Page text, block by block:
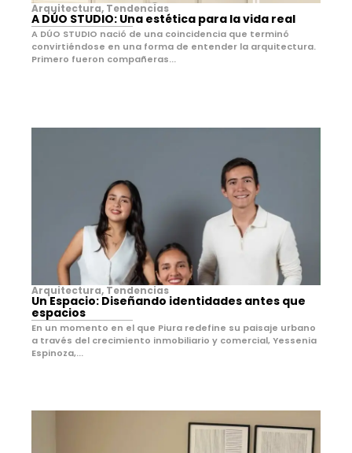
Arquitectura, Tendencias
A DÚO STUDIO: Una estética para la vida real
A DÚO STUDIO nació de una coincidencia que terminó
convirtiéndose en una forma de entender la arquitectura.
Primero fueron compañeras...
Arquitectura, Tendencias
Un Espacio: Diseñando identidades antes que
espacios
En un momento en el que Piura redefine su paisaje urbano
a través del crecimiento inmobiliario y comercial, Yessenia
Espinoza,...